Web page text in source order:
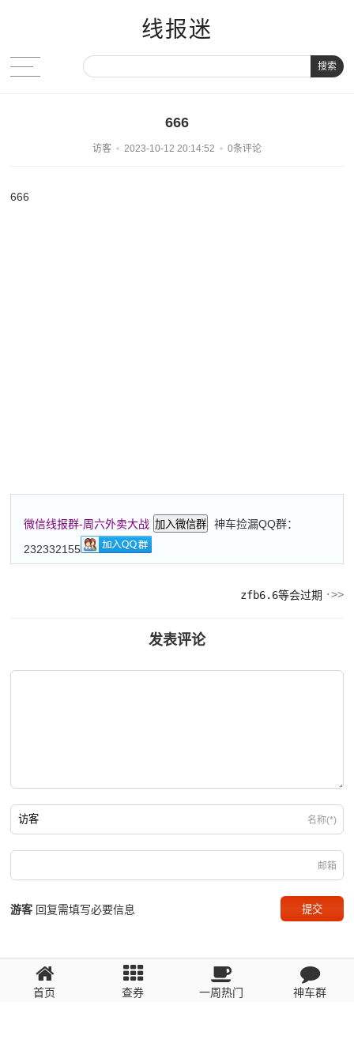
线报迷
搜索
666
访客 2023-10-12 20:14:52 0条评论
666
微信线报群-周六外卖大战 加入微信群
神车捡漏QQ群：
232332155
zfb6.6等会过期
发表评论
名称(*)
邮箱
游客 回复需填写必要信息
粤ICP备2023110056号
首页 查券 一周热门 神车群